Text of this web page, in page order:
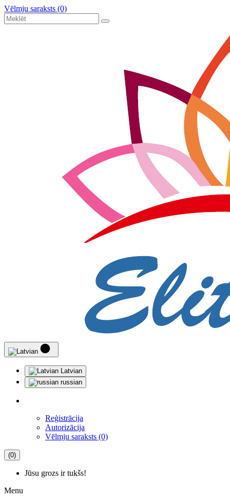
Vēlmju saraksts (0)
Latvian
russian
Reģistrācija
Autorizācija
Vēlmju saraksts (0)
(0)
Jūsu grozs ir tukšs!
Menu